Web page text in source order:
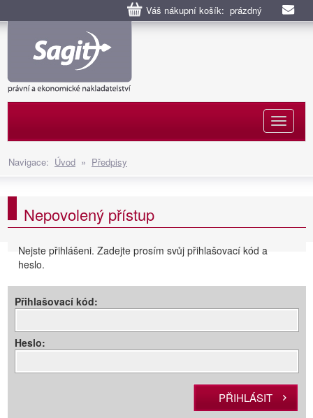
Váš nákupní košík: prázdný
Navigace: Úvod » Předpisy
Nepovolený přístup
Nejste přihlášeni. Zadejte prosím svůj přihlašovací kód a
heslo.
Přihlašovací kód:
Heslo: